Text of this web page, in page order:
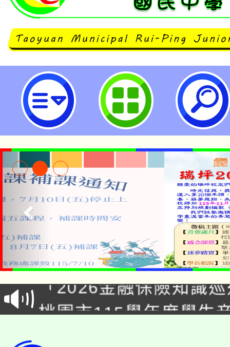
neilrpjhstyc網站設計者：徐嘉
公告本校115學年度第
代理(課)教師甄選結果(
「2026金融保險知識
車」活動
桃園市115學年度學生